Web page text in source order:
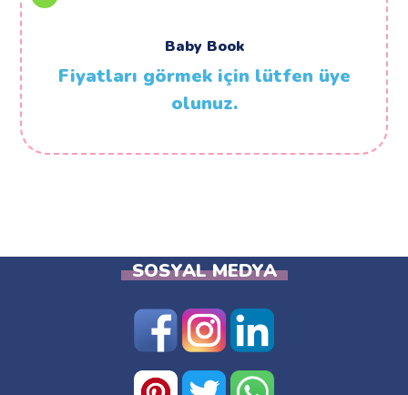
Baby Book
Fiyatları görmek için lütfen üye
olunuz.
SOSYAL MEDYA